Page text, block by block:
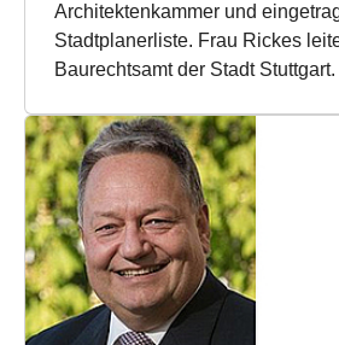
Architektenkammer und
Stadtplanerliste. Frau Rickes
Baurechtsamt der Stadt Stuttgart.